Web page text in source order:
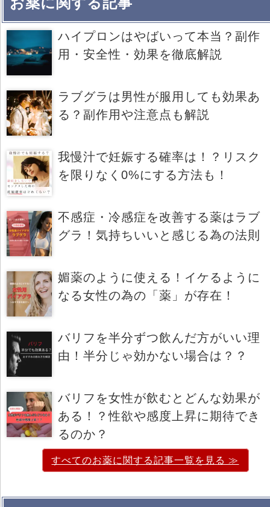
ハイプロンはやばいって本当？副作
用・安全性・効果を徹底解説
ラブグラは男性が服用しても効果あ
る？副作用や注意点も解説
我慢汁で妊娠する確率は！？リスク
を限りなく0%にする方法も！
不感症・冷感症を改善する薬はラブ
グラ！気持ちいいと感じる為の法則
媚薬のように使える！イケるように
なる女性の為の「薬」が存在！
バリフを半分ずつ飲んだ方がいい理
由！半分じゃ効かない場合は？？
バリフを女性が飲むとどんな効果が
ある！？性欲や感度上昇に期待でき
るのか？
すべてのお薬に関する記事一覧を見る ≫